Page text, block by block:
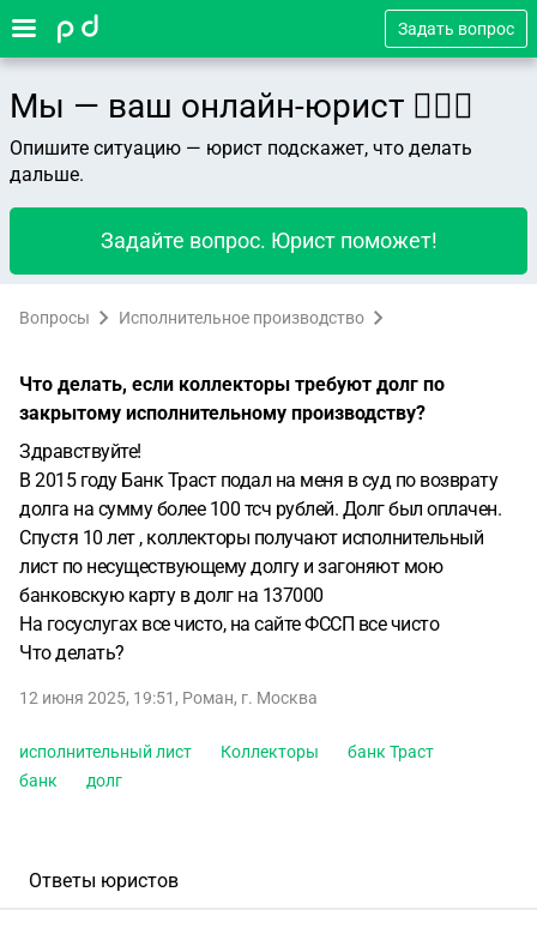
Задать вопрос
Мы — ваш онлайн-юрист 👨🏻‍⚖️
Опишите ситуацию — юрист подскажет, что делать
дальше.
Задайте вопрос. Юрист поможет!
Вопросы Исполнительное производство
Что делать, если коллекторы требуют долг по
закрытому исполнительному производству?
Здравствуйте!
В 2015 году Банк Траст подал на меня в суд по возврату
долга на сумму более 100 тсч рублей. Долг был оплачен.
Спустя 10 лет , коллекторы получают исполнительный
лист по несуществующему долгу и загоняют мою
банковскую карту в долг на 137000
На госуслугах все чисто, на сайте ФССП все чисто
Что делать?
12 июня 2025, 19:51 , Роман, г. Москва
исполнительный лист Коллекторы
банк Траст
банк
долг
Ответы юристов